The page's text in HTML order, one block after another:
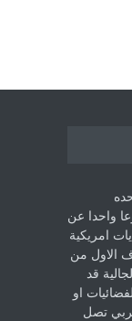
اسبوعا واحدا عن
امريكية
الاول من
قد
او
تصل